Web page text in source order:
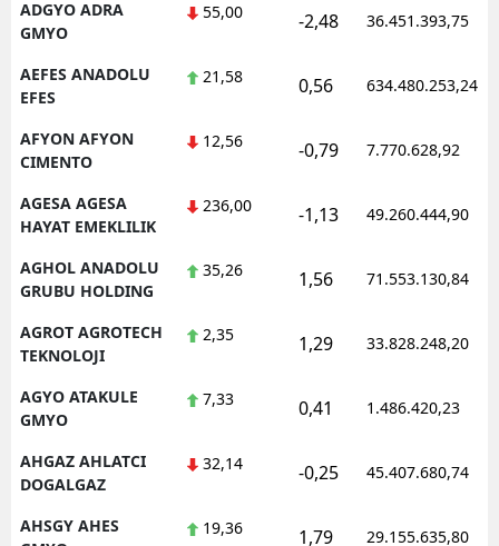
Kars
Kastamonu
Kırklareli
Kırşehir
Kütahya
ADGYO ADRA
GMYO
55,00 -2,48 36.451.393,75
AEFES ANADOLU
EFES
21,58 0,56 634.480.253,24
AFYON AFYON
CIMENTO
12,56 -0,79 7.770.628,92
AGESA AGESA
HAYAT EMEKLILIK
236,00 -1,13 49.260.444,90
AGHOL ANADOLU
GRUBU HOLDING
35,26 1,56 71.553.130,84
AGROT AGROTECH
TEKNOLOJI
2,35 1,29 33.828.248,20
AGYO ATAKULE
GMYO
7,33 0,41 1.486.420,23
AHGAZ AHLATCI
DOGALGAZ
32,14 -0,25 45.407.680,74
AHSGY AHES
19,36 1,79 29.155.635,80